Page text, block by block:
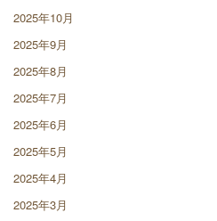
2025年10月
2025年9月
2025年8月
2025年7月
2025年6月
2025年5月
2025年4月
2025年3月